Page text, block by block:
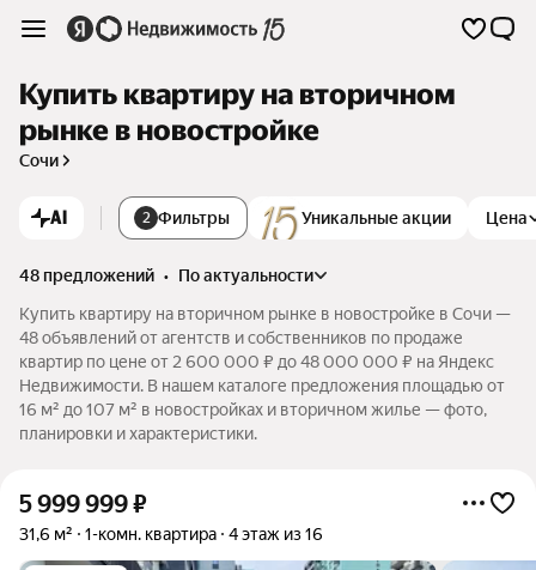
Купить квартиру на вторичном
рынке в новостройке
Сочи
AI 2 Фильтры Уникальные акции Цена
48 предложений •
по актуальности
Купить квартиру на вторичном рынке в новостройке в Сочи —
48 объявлений от агентств и собственников по продаже
квартир по цене от 2 600 000 ₽ до 48 000 000 ₽ на Яндекс
Недвижимости. В нашем каталоге предложения площадью от
16 м² до 107 м² в новостройках и вторичном жилье — фото,
планировки и характеристики.
5 999 999₽
31,6 м² 1-комн. квартира 4 этаж из 16